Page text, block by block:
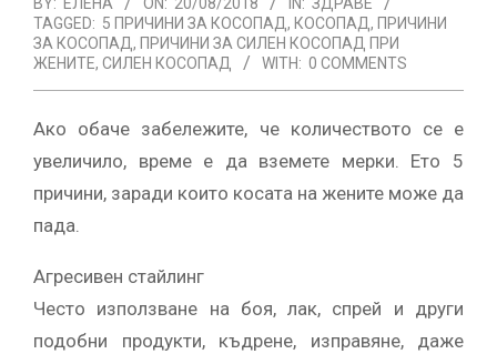
BY: ЕЛЕНА ON: 20/08/2018 IN: ЗДРАВЕ
TAGGED: 5 ПРИЧИНИ ЗА КОСОПАД, КОСОПАД, ПРИЧИНИ
ЗА КОСОПАД, ПРИЧИНИ ЗА СИЛЕН КОСОПАД ПРИ
ЖЕНИТЕ, СИЛЕН КОСОПАД WITH: 0 COMMENTS
Ако обаче забележите, че количеството се е
увеличило, време е да вземете мерки. Ето 5
причини, заради които косата на жените може да
пада.
Агресивен стайлинг
Често използване на боя, лак, спрей и други
подобни продукти, къдрене, изправяне, даже